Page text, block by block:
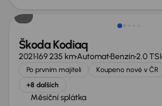
Škoda Kodiaq
2021169 235 kmAutomatBenzín2.0 TSI
Po prvním majiteli Koupeno nové v ČR
+8 dalších
Měsíční splátka